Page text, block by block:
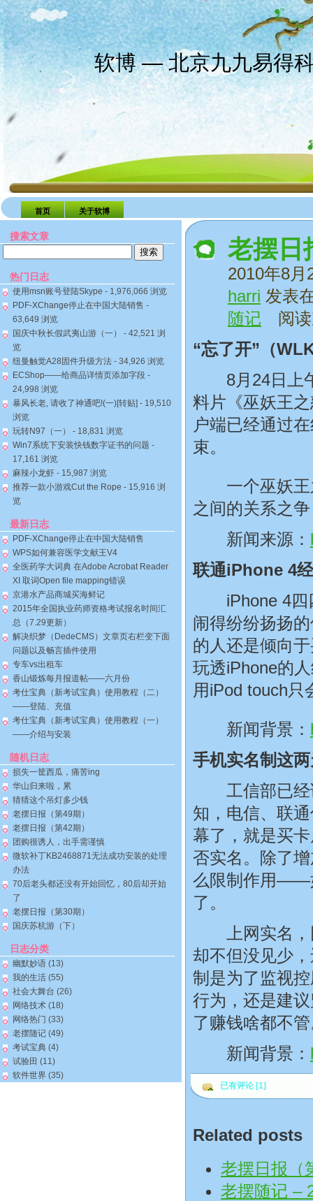
软博 — 北京九九易得
首页 关于软博
搜索文章
热门日志
使用msn账号登陆Skype - 1,976,066 浏览
PDF-XChange停止在中国大陆销售 -
63,649 浏览
国庆中秋长假武夷山游（一）
- 42,521 浏
览
纽曼触觉A28固件升级方法 - 34,926 浏览
ECShop——给商品详情页添加字段 -
24,998 浏览
暴风长老, 请收了神通吧!(一)[转贴] - 19,510
浏览
玩转N97（一）
- 18,831 浏览
Win7系统下安装快钱数字证书的问题 -
17,161 浏览
麻辣小龙虾 - 15,987 浏览
推荐一款小游戏Cut the Rope - 15,916 浏
览
最新日志
PDF-XChange停止在中国大陆销售
WPS如何兼容医学文献王V4
全医药学大词典 在Adobe Acrobat Reader
XI 取词Open file mapping错误
京港水产品商城买海鲜记
2015年全国执业药师资格考试报名时间汇
总（7.29更新）
解决织梦（DedeCMS）文章页右栏变下面
问题以及畅言插件使用
专车vs出租车
香山锻炼每月报道帖——六月份
考仕宝典（新考试宝典）使用教程（二）
——登陆、充值
考仕宝典（新考试宝典）使用教程（一）
——介绍与安装
随机日志
损失一筐西瓜，痛苦ing
华山归来啦，累
猜猜这个吊灯多少钱
老摆日报（第49期）
老摆日报（第42期）
团购很诱人，出手需谨慎
微软补丁KB2468871无法成功安装的处理
办法
70后老头都还没有开始回忆，80后却开始
了
老摆日报（第30期）
国庆苏杭游（下）
日志分类
幽默妙语 (13)
我的生活 (55)
社会大舞台 (26)
网络技术 (18)
网络热门 (33)
老摆随记 (49)
考试宝典 (4)
试验田 (11)
软件世界 (35)
老摆日
2010年8月
harri 发表
随记 阅读
“忘了开”（
8月24日上午
料片《巫妖王
户端已经通过
束。
一个巫妖王
之间的关系之
新闻来源：
联通iPhone 4
iPhone 4四四
闹得纷纷扬扬
的人还是倾向
玩透iPhone的
用iPod touch只
新闻背景：
手机实名制这
工信部已
知，电信、联
幕了，就是买
否实名。除了
么限制作用——
了。
上网实名，
却不但没见少
制是为了监视
行为，还是建
了赚钱啥都不
新闻背景：
已有评论 [1]
Related posts
老摆日报（
老摆随记 –